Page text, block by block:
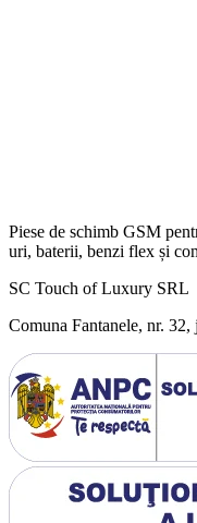
Piese de schimb GSM
uri, baterii, benzi flex și
SC Touch of Luxury SRL
Comuna Fantanele, nr. 32,